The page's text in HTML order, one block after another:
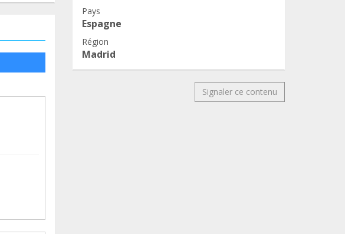
Pays
Espagne
Région
Madrid
Signaler ce contenu